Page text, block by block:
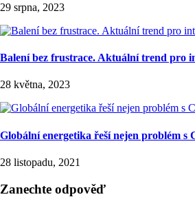
29 srpna, 2023
Balení bez frustrace. Aktuální trend pro
28 května, 2023
Globální energetika řeší nejen problém s
28 listopadu, 2021
Zanechte odpověď